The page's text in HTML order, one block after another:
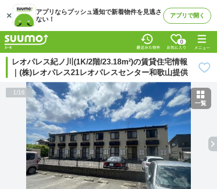
アプリならプッシュ通知で新着物件を見逃さ
ない！
アプリで開く
0
レオパレス紀ノ川(1K/2階/23.18m²)の賃貸住宅情報
｜(株)レオパレス21レオパレスセンター和歌山提供
1/16
一覧